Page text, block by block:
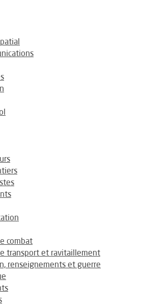
combat
transport et ravitaillement
renseignements et guerre